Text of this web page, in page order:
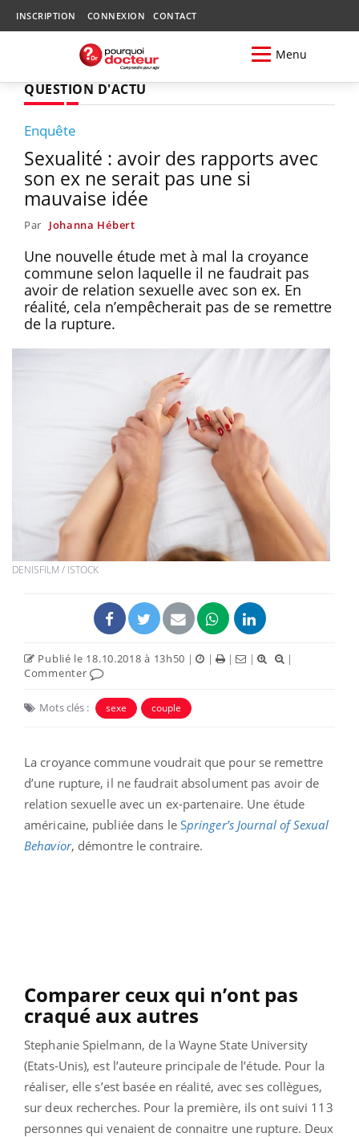
INSCRIPTION CONNEXION CONTACT
Menu
QUESTION D'ACTU
Enquête
Sexualité : avoir des rapports avec
son ex ne serait pas une si
mauvaise idée
Par Johanna Hébert
Une nouvelle étude met à mal la croyance
commune selon laquelle il ne faudrait pas
avoir de relation sexuelle avec son ex. En
réalité, cela n’empêcherait pas de se remettre
de la rupture.
DENISFILM / ISTOCK
Publié le 18.10.2018 à 13h50 | | | |
|
Commenter
Mots clés : sexe couple
La croyance commune voudrait que pour se remettre
d’une rupture, il ne faudrait absolument pas avoir de
relation sexuelle avec un ex-partenaire. Une étude
américaine, publiée dans le Springer’s Journal of Sexual
Behavior, démontre le contraire.
Comparer ceux qui n’ont pas
craqué aux autres
Stephanie Spielmann, de la Wayne State University
(Etats-Unis), est l’auteure principale de l’étude. Pour la
réaliser, elle s’est basée en réalité, avec ses collègues,
sur deux recherches. Pour la première, ils ont suivi 113
personnes qui venaient de connaitre une rupture. Deux